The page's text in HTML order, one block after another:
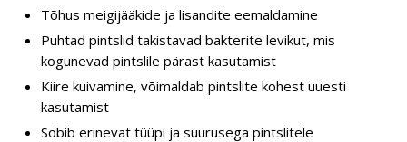
Tõhus meigijääkide ja lisandite eemaldamine
Puhtad pintslid takistavad bakterite levikut, mis
kogunevad pintslile pärast kasutamist
Kiire kuivamine, võimaldab pintslite kohest uuesti
kasutamist
Sobib erinevat tüüpi ja suurusega pintslitele